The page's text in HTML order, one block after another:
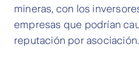
mineras, con los
empresas que podrían
reputación por asociación.